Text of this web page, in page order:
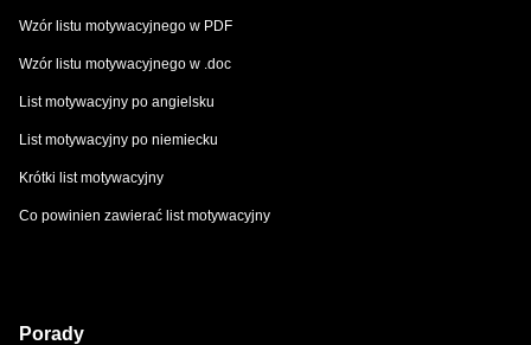
Wzór listu motywacyjnego w PDF
Wzór listu motywacyjnego w .doc
List motywacyjny po angielsku
List motywacyjny po niemiecku
Krótki list motywacyjny
Co powinien zawierać list motywacyjny
Porady